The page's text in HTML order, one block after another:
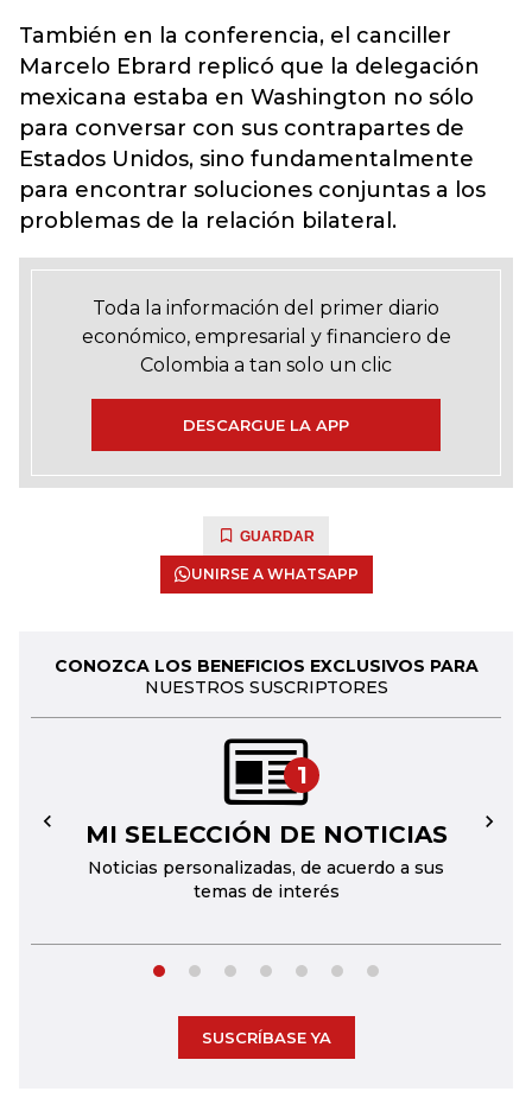
También en la conferencia, el canciller
Marcelo Ebrard replicó que la delegación
mexicana estaba en Washington no sólo
para conversar con sus contrapartes de
Estados Unidos, sino fundamentalmente
para encontrar soluciones conjuntas a los
problemas de la relación bilateral.
Toda la información del primer diario
económico, empresarial y financiero de
Colombia a tan solo un clic
DESCARGUE LA APP
GUARDAR
UNIRSE A WHATSAPP
CONOZCA LOS BENEFICIOS EXCLUSIVOS PARA
NUESTROS SUSCRIPTORES
1
MI SELECCIÓN DE NOTICIAS
Noticias personalizadas, de acuerdo a sus
temas de interés
← →
SUSCRÍBASE YA